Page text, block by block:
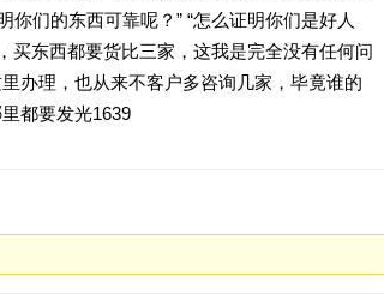
你们的东西可靠呢？” “怎么证明你们是好人
买东西都要货比三家，这我是完全没有任何问
办理，也从来不客户多咨询几家，毕竟谁的
都要发光1639